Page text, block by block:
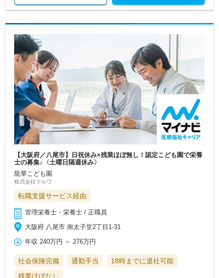
【大阪府／八尾市】日祝休み×残業ほぼ無し！認定こども園で栄養
士の募集♪〈土曜日隔週休み〉
龍華こども園
株式会社マルワ
転職支援サービス経由
管理栄養士・栄養士 / 正職員
大阪府 八尾市 南太子堂2丁目1-31
年収 240万円 ～276万円
社会保険完備 通勤手当
18時までに退社可能
残業ほぼなし